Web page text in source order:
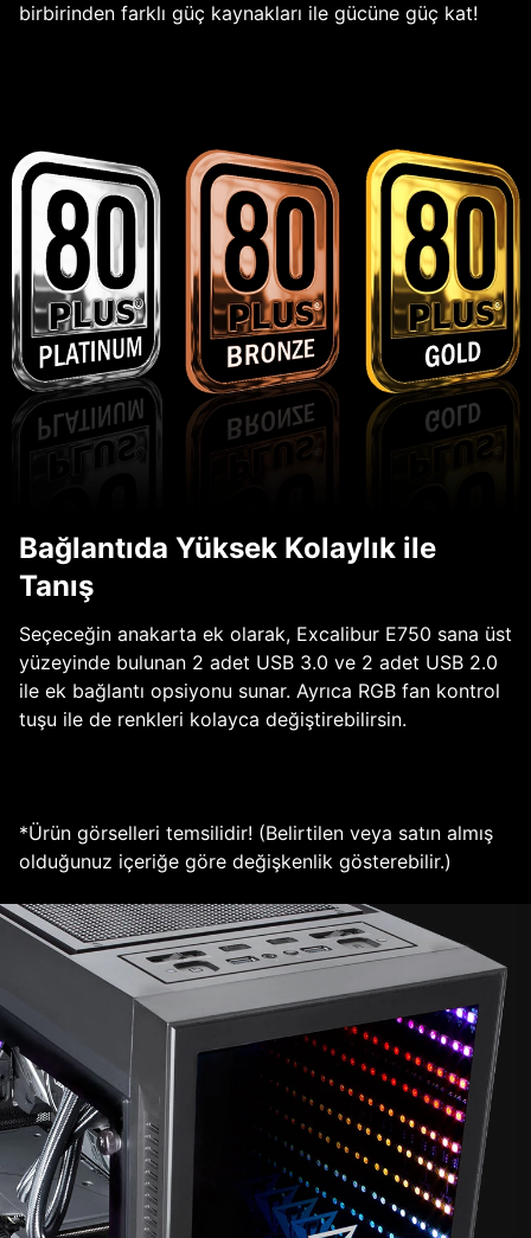
birbirinden farklı güç kaynakları ile gücüne güç kat!
Bağlantıda Yüksek Kolaylık ile
Tanış
Seçeceğin anakarta ek olarak, Excalibur E750 sana üst
yüzeyinde bulunan 2 adet USB 3.0 ve 2 adet USB 2.0
ile ek bağlantı opsiyonu sunar. Ayrıca RGB fan kontrol
tuşu ile de renkleri kolayca değiştirebilirsin.
*Ürün görselleri temsilidir! (Belirtilen veya satın almış
olduğunuz içeriğe göre değişkenlik gösterebilir.)